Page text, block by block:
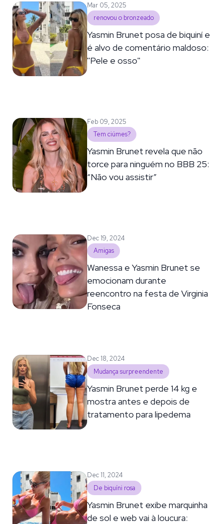
Mar 05, 2025
renovou o bronzeado
Yasmin Brunet posa de biquiní e
é alvo de comentário maldoso:
''Pele e osso''
Feb 09, 2025
Tem ciúmes?
Yasmin Brunet revela que não
torce para ninguém no BBB 25:
“Não vou assistir”
Dec 19, 2024
Amigas
Wanessa e Yasmin Brunet se
emocionam durante
reencontro na festa de Virginia
Fonseca
Dec 18, 2024
Mudança surpreendente
Yasmin Brunet perde 14 kg e
mostra antes e depois de
tratamento para lipedema
Dec 11, 2024
De biquíni rosa
Yasmin Brunet exibe marquinha
de sol e web vai à loucura: